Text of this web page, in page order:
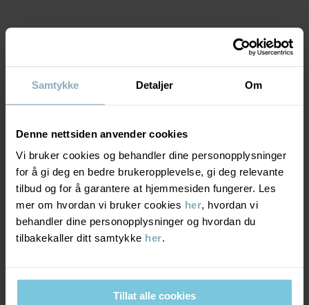
Samtykke Detaljer Om
Denne nettsiden anvender cookies
Vi bruker cookies og behandler dine personopplysninger
for å gi deg en bedre brukeropplevelse, gi deg relevante
tilbud og for å garantere at hjemmesiden fungerer. Les
mer om hvordan vi bruker cookies her, hvordan vi
behandler dine personopplysninger og hvordan du
tilbakekaller ditt samtykke her.
Tillat alle cookies
MATERIALE & PLEIERÅD
Materiale
100% Cotton Organic
Pleieråd
VASK
Må ikke blekes
Strykes på middels varme
BÆREKRAFT
LEVERING OG RETUR
Levering & retur
Levering
Vi tilbyr fri frakt over 699 kr, og leveringstiden er 1–4 dager. I
kassen vises de tilgjengelige leveringsalternativene på bakgrunn
av postnummeret som ordren skal leveres til.
DU KAN OGSÅ VÆRE INTERESSERT I DETTE